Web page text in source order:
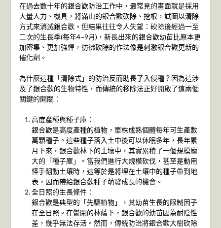
在過去數十年的銀合歡防治工作中，最常見的畫面就是採用
大量人力、機具，將滿山的銀合歡砍除、挖根，試圖以清除
方式來消滅銀合歡。但結果往往令人失望：砍除後經過一至
二次的生長季(每年4~9月)，新長出來的銀合歡幼苗比原本更
加密集、更加強悍，彷彿砍除的作法像是刺激銀合歡更新的
催化劑。
為什麼這種「清除式」的防治反而助長了入侵種？因為這涉
及了銀合歡的生物特性，而傳統的移除法正好開啟了這兩個
關鍵的開關：
高度產種與種子庫：
銀合歡是高度產種的植物，單株成熟個體每年可生產數
萬顆種子。這些種子落入土中後可以休眠多年，長年累
月下來，銀合歡林下的土壤中，其實累積了一個規模龐
大的「種子庫」。當我們進行大規模砍伐，甚至是動用
怪手翻動土壤時，這等於是將埋在土壤中的種子帶到地
表，因而帶給銀合歡種子萌發成長的機會。
全日照的生長條件：
銀合歡是典型的「先驅植物」，其幼苗生長的限制因子
在全日照。在鬱閉的林蔭下，銀合歡的幼苗因為耐陰性
差，幾乎無法存活。然而，傳統防治將銀合歡大樹砍除